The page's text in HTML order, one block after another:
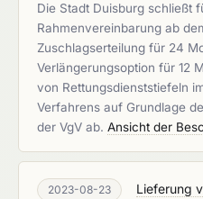
Die Stadt Duisburg schließt
Rahmenvereinbarung ab
Zuschlagserteilung für 24
Verlängerungsoption für 12
von Rettungsdienststiefeln
Verfahrens auf Grundlage
der VgV ab. Ansicht der
2023-08-23
Lieferung